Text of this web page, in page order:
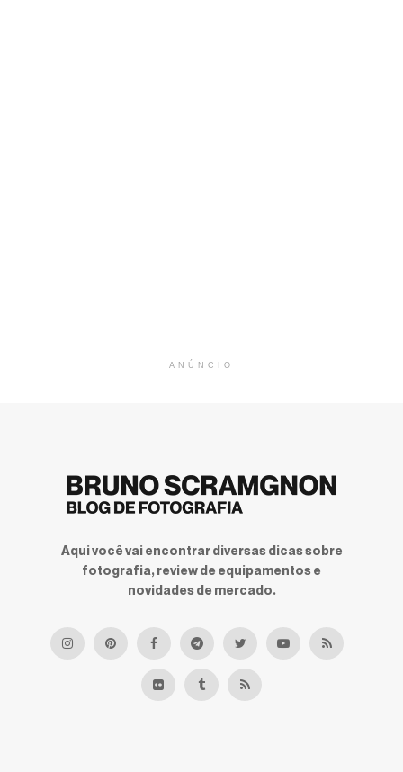
ANÚNCIO
Aqui você vai encontrar diversas dicas sobre
fotografia, review de equipamentos e
novidades de mercado.